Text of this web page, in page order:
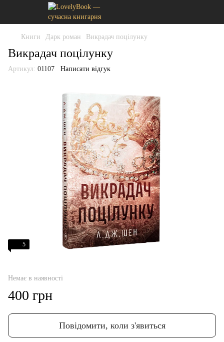
Книги Дарк роман Викрадач поцілунку
Викрадач поцілунку
Артикул: 01107 Написати відгук
5
Немає в наявності
400 грн
Повідомити, коли з'явиться